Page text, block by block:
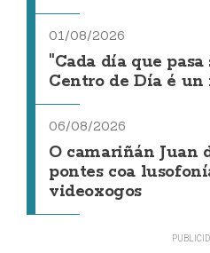
01/08/2026
"Cada día que
Centro de Día é
06/08/2026
O camariñán Juan
pontes coa
videoxogos